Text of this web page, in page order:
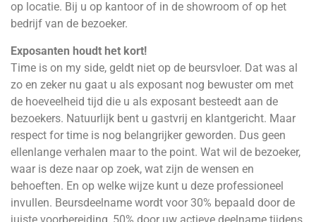
op locatie. Bij u op kantoor of in de showroom of op het
bedrijf van de bezoeker.
Exposanten houdt het kort!
Time is on my side, geldt niet op de beursvloer. Dat was al
zo en zeker nu gaat u als exposant nog bewuster om met
de hoeveelheid tijd die u als exposant besteedt aan de
bezoekers. Natuurlijk bent u gastvrij en klantgericht. Maar
respect for time is nog belangrijker geworden. Dus geen
ellenlange verhalen maar to the point. Wat wil de bezoeker,
waar is deze naar op zoek, wat zijn de wensen en
behoeften. En op welke wijze kunt u deze professioneel
invullen. Beursdeelname wordt voor 30% bepaald door de
juiste voorbereiding, 50% door uw actieve deelname tijdens